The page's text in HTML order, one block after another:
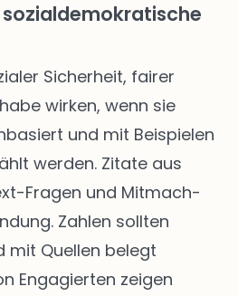
Sicherheit, fairer
wirken, wenn sie
und mit Beispielen
werden. Zitate aus
Fragen und Mitmach-
Zahlen sollten
mit Quellen belegt
Engagierten zeigen